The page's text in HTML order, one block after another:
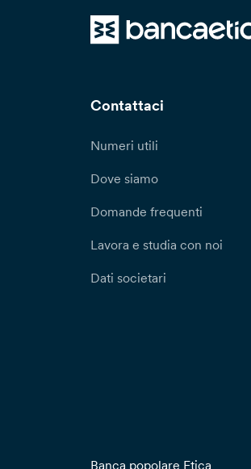
Contattaci
Numeri utili
Dove siamo
Domande frequenti
Lavora e studia con noi
Dati societari
Banca popolare Etica